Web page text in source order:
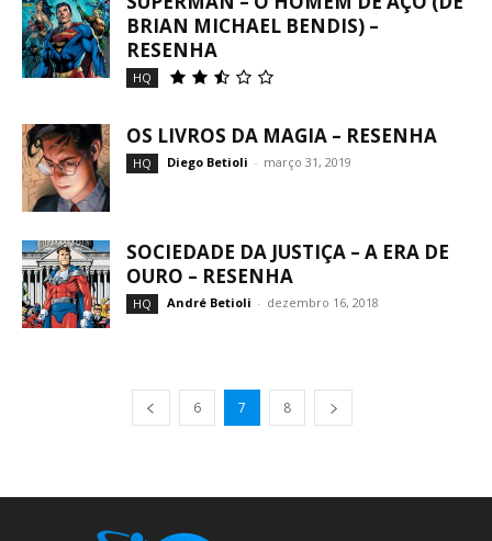
BRIAN MICHAEL BENDIS) –
RESENHA
HQ
OS LIVROS DA MAGIA – RESENHA
HQ Diego Betioli - março 31, 2019
SOCIEDADE DA JUSTIÇA – A ERA DE
OURO – RESENHA
HQ André Betioli - dezembro 16, 2018
6 7 8